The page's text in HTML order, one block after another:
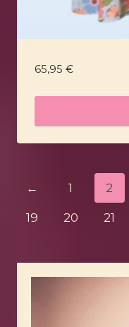
65,95 €
← 1 2
19 20 21